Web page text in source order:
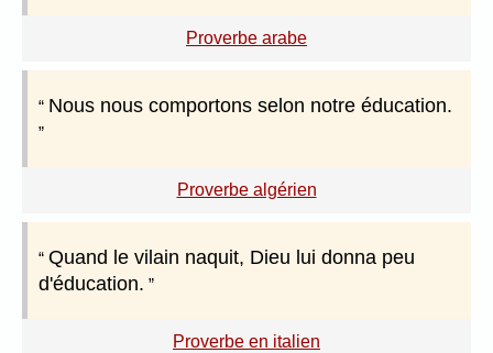
Proverbe arabe
Nous nous comportons selon notre éducation.
Proverbe algérien
Quand le vilain naquit, Dieu lui donna peu
d'éducation.
Proverbe en italien